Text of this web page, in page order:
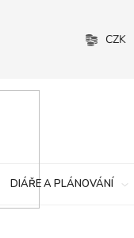
CZK
DIÁŘE A PLÁNOVÁNÍ